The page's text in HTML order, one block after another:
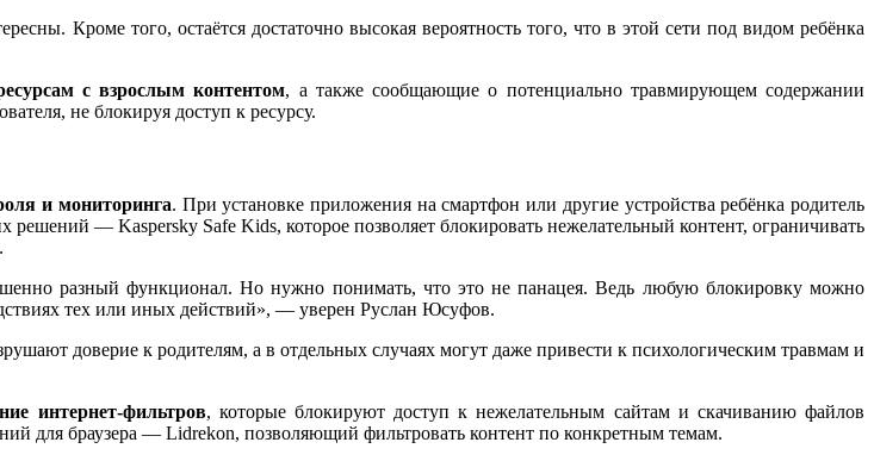
Кроме того, остаётся достаточно высокая вероятность того, что в этой сети под видом ребёнка
с взрослым контентом, а также сообщающие о потенциально травмирующем содержании
не блокируя доступ к ресурсу.
и мониторинга. При установке приложения на смартфон или другие устройства ребёнка родитель
— Kaspersky Safe Kids, которое позволяет блокировать нежелательный контент, ограничивать
разный функционал. Но нужно понимать, что это не панацея. Ведь любую блокировку можно
тех или иных действий», — уверен Руслан Юсуфов.
доверие к родителям, а в отдельных случаях могут даже привести к психологическим травмам и
интернет-фильтров, которые блокируют доступ к нежелательным сайтам и скачиванию файлов
для браузера — Lidrekon, позволяющий фильтровать контент по конкретным темам.